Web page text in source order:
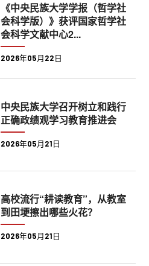
《中央民族大学学报（哲学社
会科学版）》获评国家哲学社
会科学文献中心2...
2026年05月22日
中央民族大学召开树立和践行
正确政绩观学习教育推进会
2026年05月21日
高校流行“耕读教育”，从教室
到田埂擦出哪些火花？
2026年05月21日